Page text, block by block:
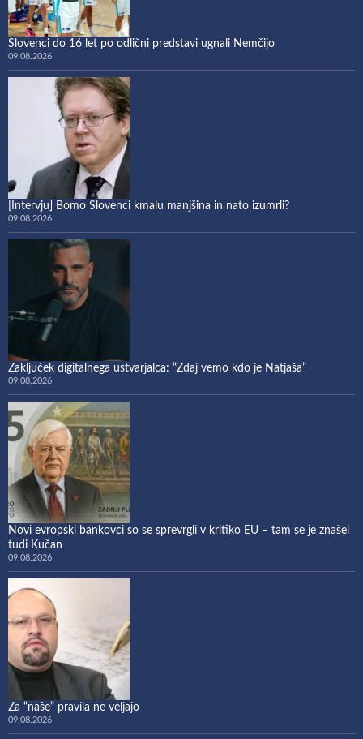
Slovenci do 16 let po odlični predstavi ugnali Nemčijo
09.08.2026
[Intervju] Bomo Slovenci kmalu manjšina in nato izumrli?
09.08.2026
Zaključek digitalnega ustvarjalca: “Zdaj vemo kdo je Natjaša”
09.08.2026
Novi evropski bankovci so se sprevrgli v kritiko EU – tam se je znašel
tudi Kučan
09.08.2026
Za “naše” pravila ne veljajo
09.08.2026